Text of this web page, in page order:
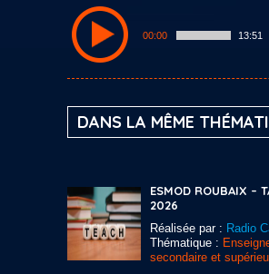
00:00 13:51
DANS LA MÊME
ESMOD ROUBAIX –
2026
Réalisée par : Radio
Thématique :
secondaire et